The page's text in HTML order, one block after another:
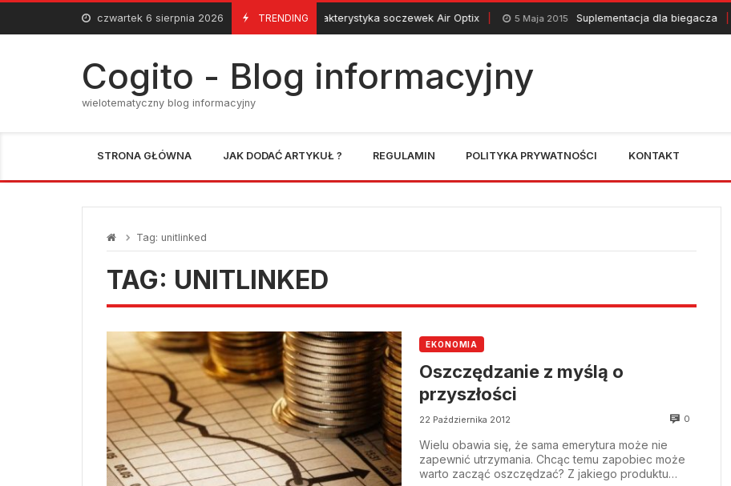
Skip
content
czwartek 6 sierpnia 2026 TRENDING
26 Czerwca 2015 Charakterystyka soczewek Air Optix 5 Maja 2015 Suplementacja dla biegacza
Cogito - Blog informacyjny
wielotematyczny blog informacyjny
STRONA GŁÓWNA JAK DODAĆ ARTYKUŁ ? REGULAMIN POLITYKA PRYWATNOŚCI KONTAKT
Tag: unitlinked
TAG: UNITLINKED
EKONOMIA
Oszczędzanie z myślą o
przyszłości
22 Października 2012 0
Wielu obawia się, że sama emerytura może nie
zapewnić utrzymania. Chcąc temu zapobiec może
warto zacząć oszczędzać? Z jakiego produktu